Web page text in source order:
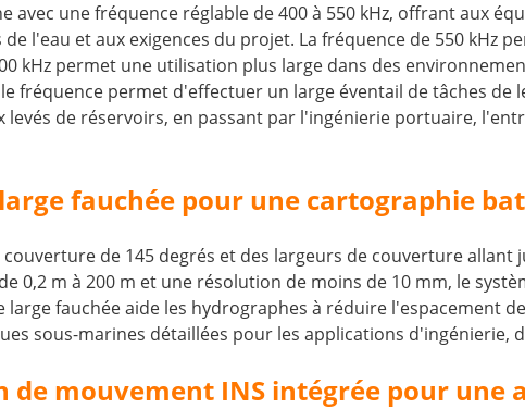
avec une fréquence réglable de 400 à 550 kHz, offrant aux
l'eau et aux exigences du projet. La fréquence de 550 kHz
kHz permet une utilisation plus large dans des
fréquence permet d'effectuer un large éventail de tâches de
levés de réservoirs, en passant par l'ingénierie portuaire,
fauchée pour une cartographie
couverture de 145 degrés et des largeurs de couverture
0,2 m à 200 m et une résolution de moins de 10 mm, le
large fauchée aide les hydrographes à réduire l'espacement
sous-marines détaillées pour les applications d'ingénierie,
de mouvement INS intégrée pour une